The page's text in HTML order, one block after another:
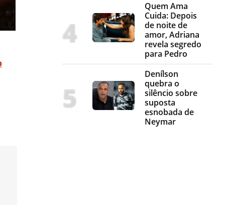
Quem Ama
Cuida: Depois
de noite de
amor, Adriana
revela segredo
para Pedro
Denílson
quebra o
silêncio sobre
suposta
esnobada de
Neymar